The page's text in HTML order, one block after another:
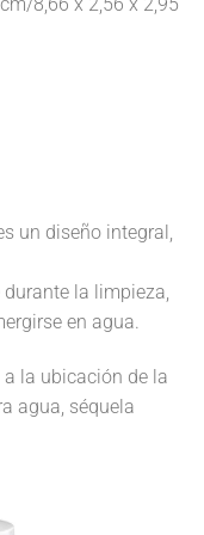
un diseño integral,
la limpieza,
en agua.
la ubicación de la
agua, séquela